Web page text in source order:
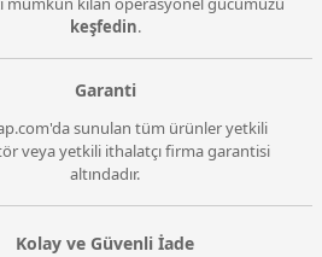
keşfedin.
Garanti
sunulan tüm ürünler yetkili
veya yetkili ithalatçı firma garantisi
altındadır.
Kolay ve Güvenli İade